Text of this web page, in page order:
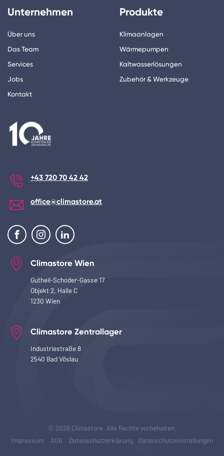
Unternehmen
Über uns
Das Team
Services
Jobs
Kontakt
Produkte
Klimaanlagen
Wärmepumpen
Kaltwasserlösungen
Zubehör & Werkzeuge
+43 720 70 42 42
office@climastore.at
Climastore Wien
Gutheil-Schoder-Gasse 17
Objekt 2, Halle C
1230 Wien
Climastore Zentrallager
Industriestraße 8
2540 Bad Vöslau
© 2026 Climastore. Alle Rechte vorbehalten.
Impressum
AGB Datenschutzerklärung Datenschutzeinstellungen